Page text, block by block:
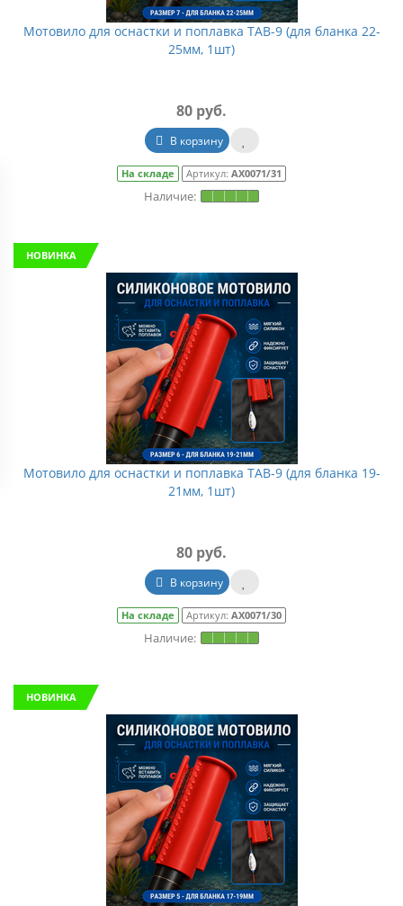
Мотовило для оснастки и поплавка TAB-9 (для бланка 22-
25мм, 1шт)
80 руб.
В корзину
На складе Артикул: АХ0071/31
НОВИНКА
Мотовило для оснастки и поплавка TAB-9 (для бланка 19-
21мм, 1шт)
80 руб.
В корзину
На складе Артикул: АХ0071/30
НОВИНКА